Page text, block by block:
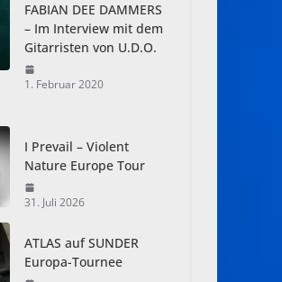
FABIAN DEE DAMMERS
– Im Interview mit dem
Gitarristen von U.D.O.
1. Februar 2020
I Prevail – Violent
Nature Europe Tour
31. Juli 2026
ATLAS auf SUNDER
Europa-Tournee